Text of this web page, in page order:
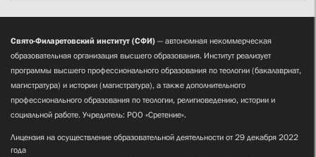
Свято-Филаретовский институт (СФИ) — автономная некоммерческая
образовательная организация высшего образования. Институт реализует
программы высшего профессионального образования по теологии (бакалавриат,
магистратура) и истории (магистратура), а также дополнительного
профессионального образования по теологии, религиоведению, истории и
социальной работе. Учредитель: РОО «Сретение».
Лицензия на осуществление образовательной деятельности от 29 декабря 2022
года